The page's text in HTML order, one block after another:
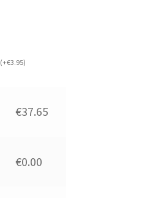
(+€3.95)
€37.65
€0.00